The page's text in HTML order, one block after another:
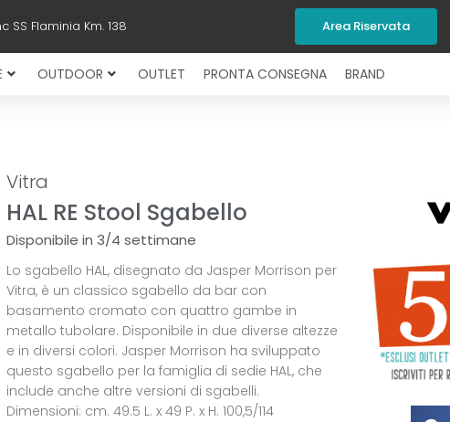
SS Flaminia Km. 138 Area Riservata
OUTDOOR OUTLET PRONTA CONSEGNA BRAND
Vitra
HAL RE Stool Sgabello
Disponibile in 3/4 settimane
Lo sgabello HAL, disegnato da Jasper Morrison per
Vitra, è un classico sgabello da bar con
basamento cromato con quattro gambe in
metallo tubolare. Disponibile in due diverse altezze
e in diversi colori. Jasper Morrison ha sviluppato
questo sgabello per la famiglia di sedie HAL, che
include anche altre versioni di sgabelli.
Dimensioni: cm. 49.5 L. x 49 P. x H. 100,5/114